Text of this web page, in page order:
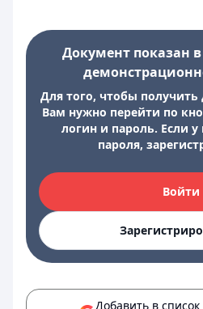
Документ показан
Для того, чтобы получить
Вам нужно перейти по
логин и пароль. Если у
пароля,
Войти
Добавить в